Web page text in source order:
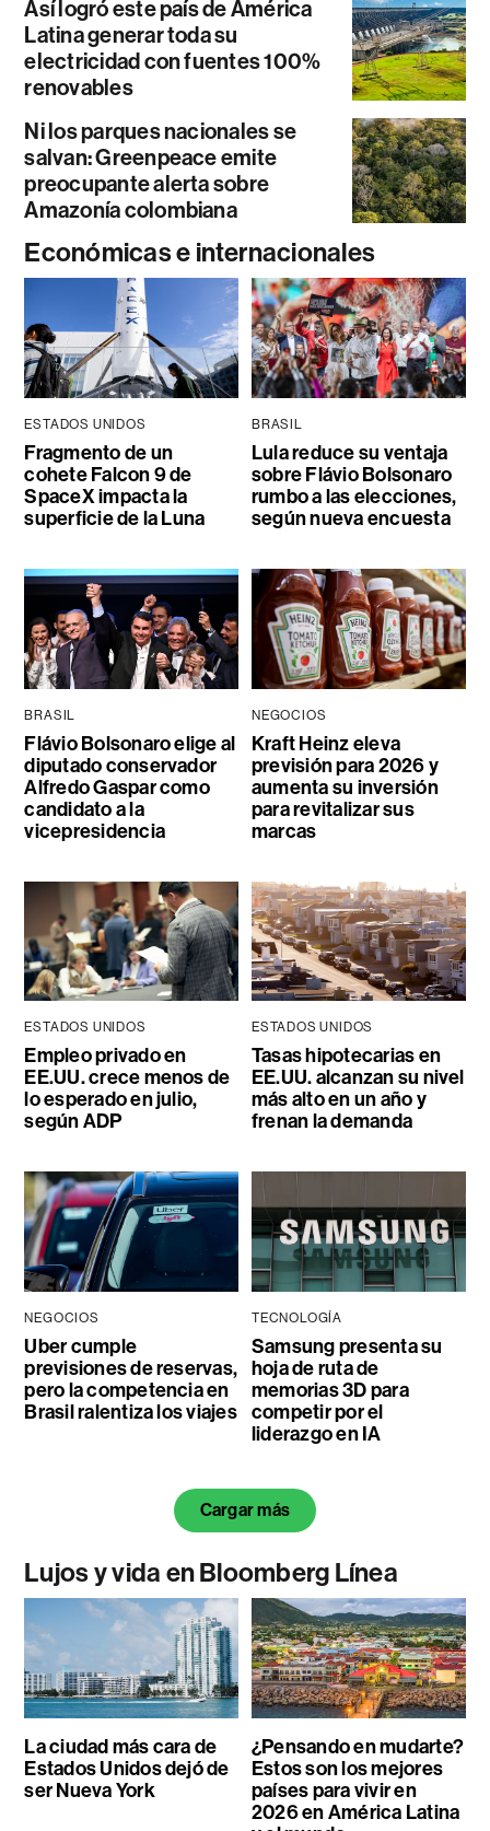
Así logró este país de América
Latina generar toda su
electricidad con fuentes 100%
renovables
Ni los parques nacionales se
salvan: Greenpeace emite
preocupante alerta sobre
Amazonía colombiana
Económicas e internacionales
ESTADOS UNIDOS
Fragmento de un
cohete Falcon 9 de
SpaceX impacta la
superficie de la Luna
BRASIL
Lula reduce su ventaja
sobre Flávio Bolsonaro
rumbo a las elecciones,
según nueva encuesta
BRASIL
Flávio Bolsonaro elige al
diputado conservador
Alfredo Gaspar como
candidato a la
vicepresidencia
NEGOCIOS
Kraft Heinz eleva
previsión para 2026 y
aumenta su inversión
para revitalizar sus
marcas
ESTADOS UNIDOS
Empleo privado en
EE.UU. crece menos de
lo esperado en julio,
según ADP
ESTADOS UNIDOS
Tasas hipotecarias en
EE.UU. alcanzan su nivel
más alto en un año y
frenan la demanda
NEGOCIOS
Uber cumple
previsiones de reservas,
pero la competencia en
Brasil ralentiza los viajes
TECNOLOGÍA
Samsung presenta su
hoja de ruta de
memorias 3D para
competir por el
liderazgo en IA
Cargar más
Lujos y vida en Bloomberg Línea
La ciudad más cara de
Estados Unidos dejó de
ser Nueva York
¿Pensando en mudarte?
Estos son los mejores
países para vivir en
2026 en América Latina